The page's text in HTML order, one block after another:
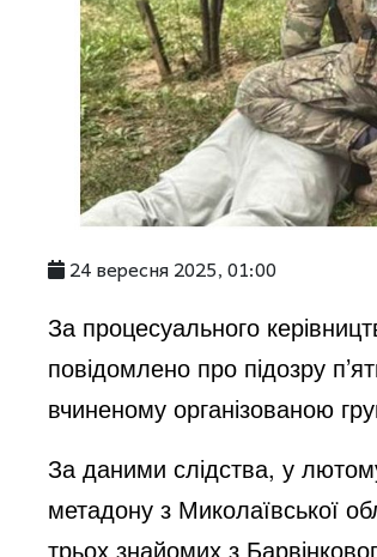
24 вересня 2025, 01:00
За процесуального
повідомлено про підозру
вчиненому організованою
За даними слідства, у
метадону з Миколаївської
трьох знайомих з